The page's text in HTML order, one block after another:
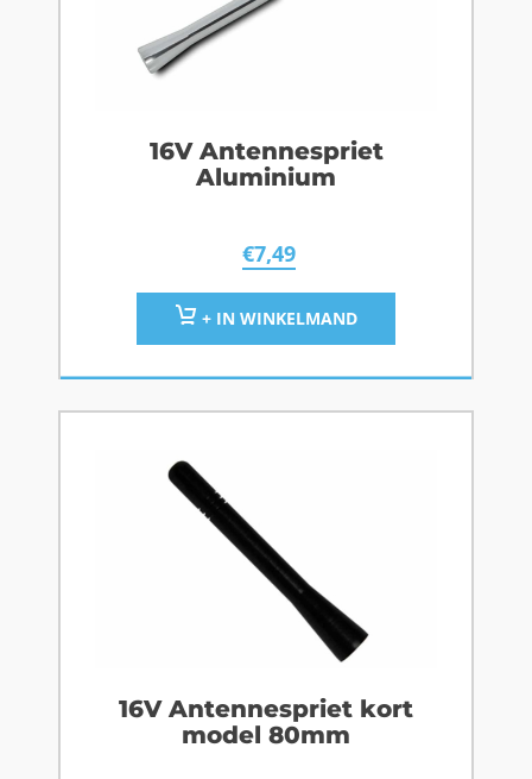
16V Antennespriet
Aluminium
€7,49
+ IN WINKELMAND
16V Antennespriet kort
model 80mm